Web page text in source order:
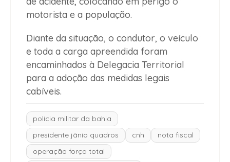
motorista e a população.
Diante da situação, o condutor, o veículo
e toda a carga apreendida foram
encaminhados à Delegacia Territorial
para a adoção das medidas legais
cabíveis.
polícia militar da bahia
presidente jânio quadros
cnh
nota fiscal
operação força total